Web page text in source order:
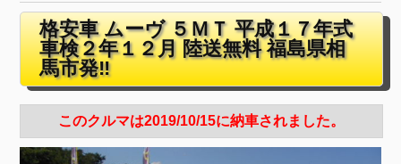
格安車 ムーヴ ５ＭＴ 平成１７年式
車検２年１２月 陸送無料 福島県相
馬市発‼
このクルマは2019/10/15に納車されました。